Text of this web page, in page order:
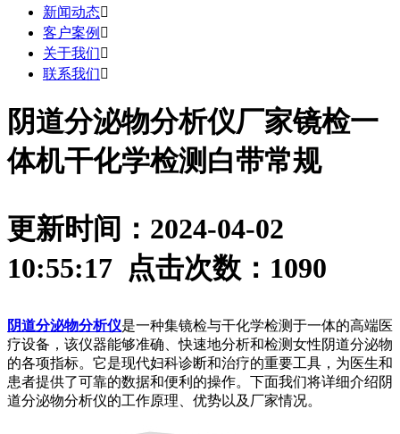
新闻动态
客户案例 
关于我们
联系我们
阴道分泌物分析仪厂家镜检一
体机干化学检测白带常规
更新时间：2024-04-02
10:55:17 点击次数： 1090
阴道分泌物分析仪是一种集镜检与干化学检测于一体的高端医
疗设备，该仪器能够准确、快速地分析和检测女性阴道分泌物
的各项指标。它是现代妇科诊断和治疗的重要工具，为医生和
患者提供了可靠的数据和便利的操作。下面我们将详细介绍阴
道分泌物分析仪的工作原理、优势以及厂家情况。